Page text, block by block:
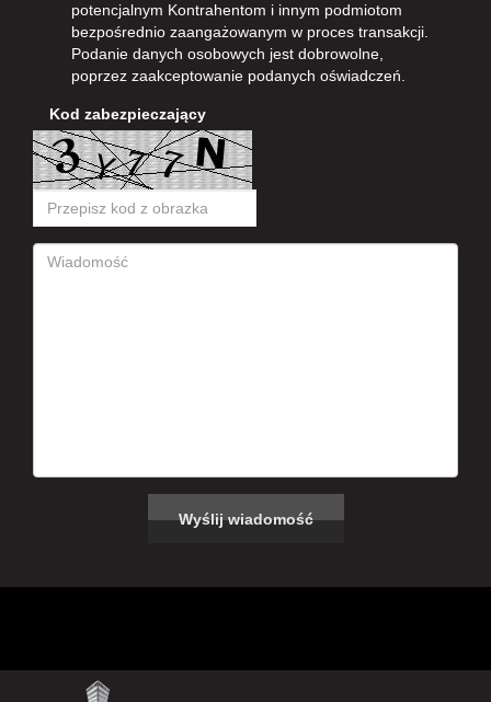
potencjalnym Kontrahentom i innym podmiotom
bezpośrednio zaangażowanym w proces transakcji.
Podanie danych osobowych jest dobrowolne,
poprzez zaakceptowanie podanych oświadczeń.
Kod zabezpieczający